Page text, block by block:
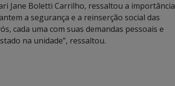
Jane Boletti Carrilho, ressaltou a importância
a segurança e a reinserção social das
cada uma com suas demandas pessoais e
na unidade”, ressaltou.